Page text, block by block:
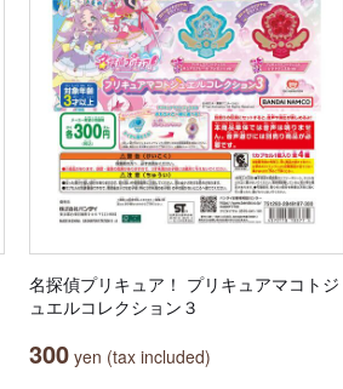
名探偵プリキュア！ プリキュアマコトジ
ュエルコレクション３
300 yen (tax included)